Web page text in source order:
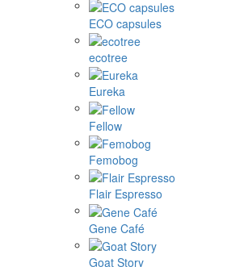
ECO capsules
ecotree
Eureka
Fellow
Femobog
Flair Espresso
Gene Café
Goat Story